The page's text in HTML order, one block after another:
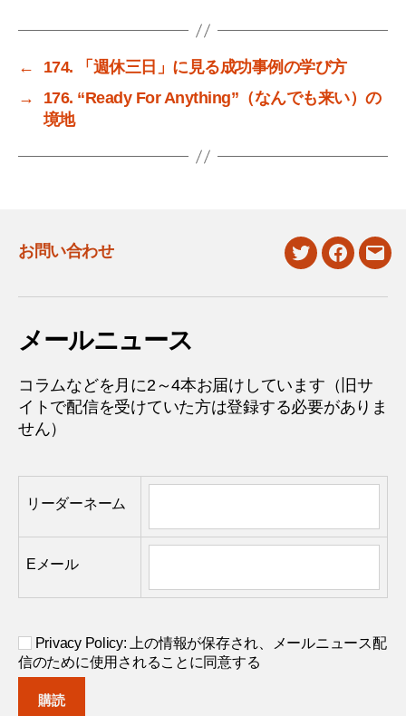
←
174. 「週休三日」に見る成功事例の学び方
→
176. “Ready For Anything”（なんでも来い）の
境地
お問い合わせ
twitterfacebook
メールニュース
コラムなどを月に2～4本お届けしています（旧サ
イトで配信を受けていた方は登録する必要がありま
せん）
リーダーネーム
Eメール
Privacy Policy: 上の情報が保存され、メールニュース配
信のために使用されることに同意する